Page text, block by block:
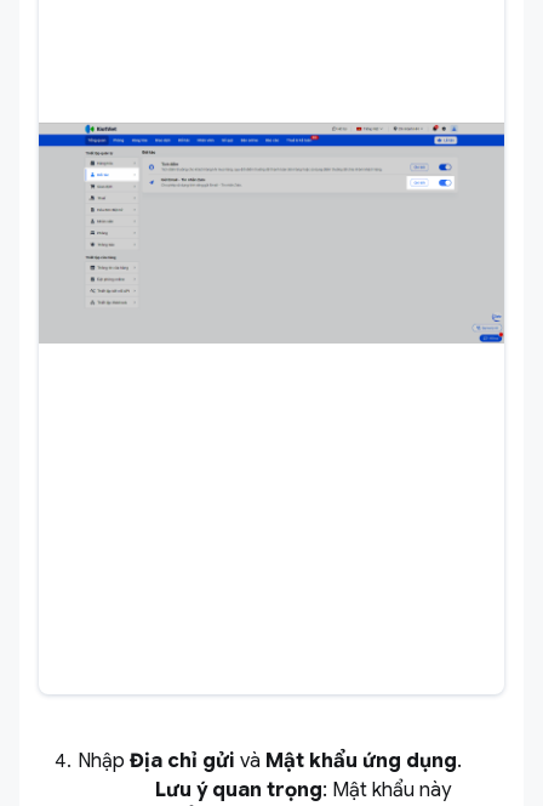
Nhập Địa chỉ gửi và Mật khẩu ứng dụng.
Lưu ý quan trọng: Mật khẩu này